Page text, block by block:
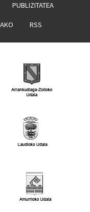
PUBLIZITATEA
RSS